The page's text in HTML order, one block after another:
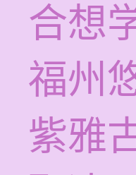
合想
福州
紫雅